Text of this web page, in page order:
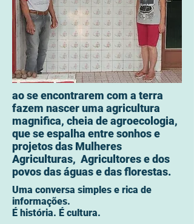
ao se encontrarem com a terra
fazem nascer uma agricultura
magnifica, cheia de agroecologia,
que se espalha entre sonhos e
projetos das Mulheres
Agriculturas, Agricultores e dos
povos das águas e das florestas.
Uma conversa simples e rica de
informações.
É história. É cultura.